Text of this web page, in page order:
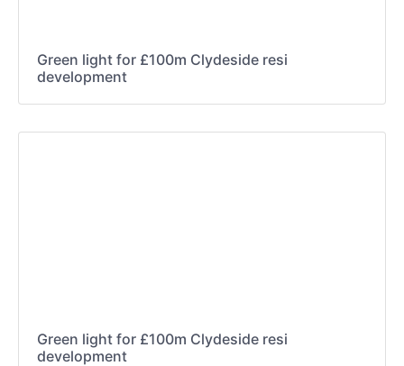
Green light for £100m Clydeside resi
development
Green light for £100m Clydeside resi
development